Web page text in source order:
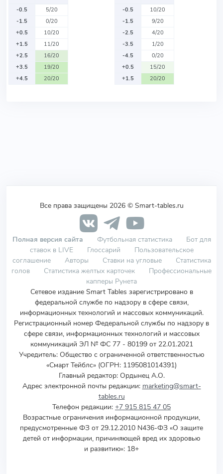
-0.5
5/20
-1.5
0/20
+0.5
10/20
+1.5
11/20
+2.5
16/20
+3.5
19/20
+4.5
20/20
-0.5
10/20
-1.5
9/20
-2.5
4/20
-3.5
1/20
-4.5
0/20
+0.5
15/20
+1.5
20/20
Все права защищены 2026 © Smart-tables.ru
Полная версия сайта Футбольная статистика
Бот для
ставок в LIVE
Глоссарий
Пользовательское
соглашение
Авторы Ставки на угловые
Статистика
голов
Статистика желтых карточек
Профессиональные
капперы Рунета
Сетевое издание Smart Tables зарегистрировано в
федеральной службе по надзору в сфере связи,
информационных технологий и массовых коммуникаций.
Регистрационный номер Федеральной службы по надзору в
сфере связи, информационных технологий и массовых
коммуникаций ЭЛ № ФС 77 - 80199 от 22.01.2021
Учредитель: Общество с ограниченной ответственностью
«Смарт Тейблс» (ОГРН: 1195081014391)
Главный редактор: Ордынец А.О.
Адрес электронной почты редакции: marketing@smart-
tables.ru
Телефон редакции: +7 915 815 47 05
Возрастные ограничения информационной продукции,
предусмотренные ФЗ от 29.12.2010 N436-ФЗ «О защите
детей от информации, причиняющей вред их здоровью
и развитию»: 18+